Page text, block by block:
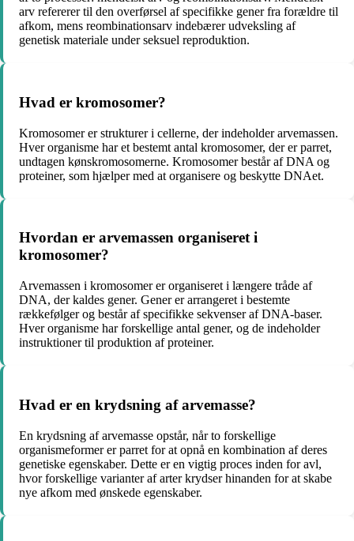
arv refererer til den overførsel af specifikke gener fra forældre til
afkom, mens reombinationsarv indebærer udveksling af
genetisk materiale under seksuel reproduktion.
Hvad er kromosomer?
Kromosomer er strukturer i cellerne, der indeholder arvemassen.
Hver organisme har et bestemt antal kromosomer, der er parret,
undtagen kønskromosomerne. Kromosomer består af DNA og
proteiner, som hjælper med at organisere og beskytte DNAet.
Hvordan er arvemassen organiseret i
kromosomer?
Arvemassen i kromosomer er organiseret i længere tråde af
DNA, der kaldes gener. Gener er arrangeret i bestemte
rækkefølger og består af specifikke sekvenser af DNA-baser.
Hver organisme har forskellige antal gener, og de indeholder
instruktioner til produktion af proteiner.
Hvad er en krydsning af arvemasse?
En krydsning af arvemasse opstår, når to forskellige
organismeformer er parret for at opnå en kombination af deres
genetiske egenskaber. Dette er en vigtig proces inden for avl,
hvor forskellige varianter af arter krydser hinanden for at skabe
nye afkom med ønskede egenskaber.